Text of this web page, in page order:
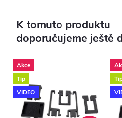
K tomuto produktu
doporučujeme ještě
Akce
Tip
VIDEO
Tip